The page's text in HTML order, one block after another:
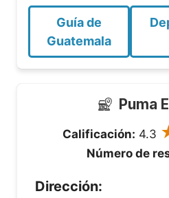
Guía de
Guatemala
Puma
Calificación: 4.3
Número de
Dirección: